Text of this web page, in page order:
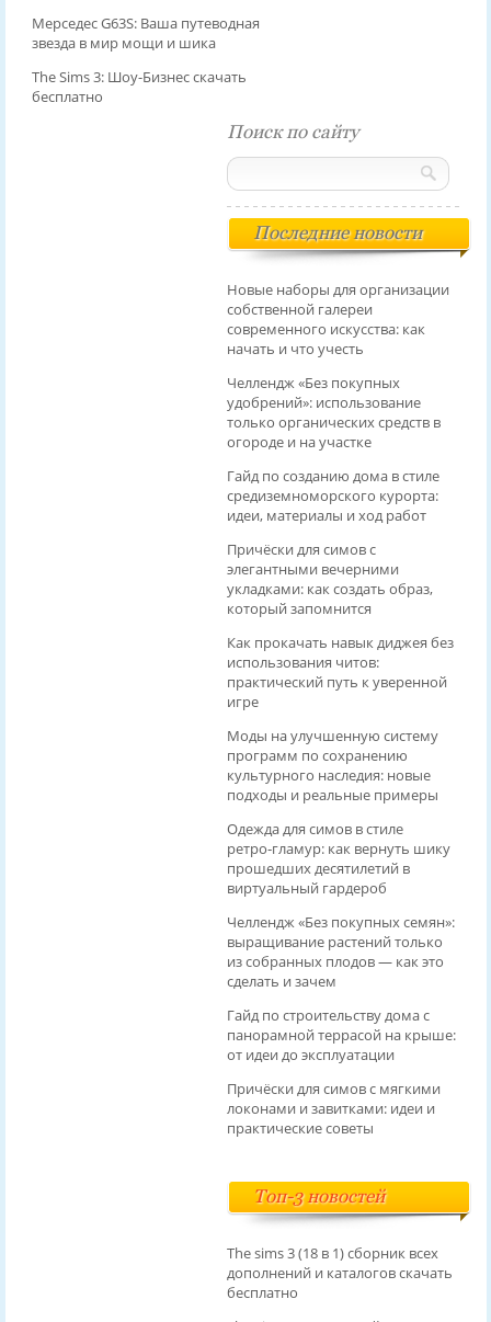
Мерседес G63S: Ваша путеводная
звезда в мир мощи и шика
The Sims 3: Шоу-Бизнес скачать
бесплатно
Поиск по сайту
Последние новости
Новые наборы для организации
собственной галереи
современного искусства: как
начать и что учесть
Челлендж «Без покупных
удобрений»: использование
только органических средств в
огороде и на участке
Гайд по созданию дома в стиле
средиземноморского курорта:
идеи, материалы и ход работ
Причёски для симов с
элегантными вечерними
укладками: как создать образ,
который запомнится
Как прокачать навык диджея без
использования читов:
практический путь к уверенной
игре
Моды на улучшенную систему
программ по сохранению
культурного наследия: новые
подходы и реальные примеры
Одежда для симов в стиле
ретро‑гламур: как вернуть шику
прошедших десятилетий в
виртуальный гардероб
Челлендж «Без покупных семян»:
выращивание растений только
из собранных плодов — как это
сделать и зачем
Гайд по строительству дома с
панорамной террасой на крыше:
от идеи до эксплуатации
Причёски для симов с мягкими
локонами и завитками: идеи и
практические советы
Топ-3 новостей
The sims 3 (18 в 1) сборник всех
дополнений и каталогов скачать
бесплатно